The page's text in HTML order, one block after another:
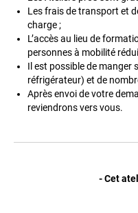
Les frais de transport et
charge ;
L’accès au lieu de
personnes à mobilité
Il est possible de manger
réfrigérateur) et de
Après envoi de votre
reviendrons vers vous.
- Cet